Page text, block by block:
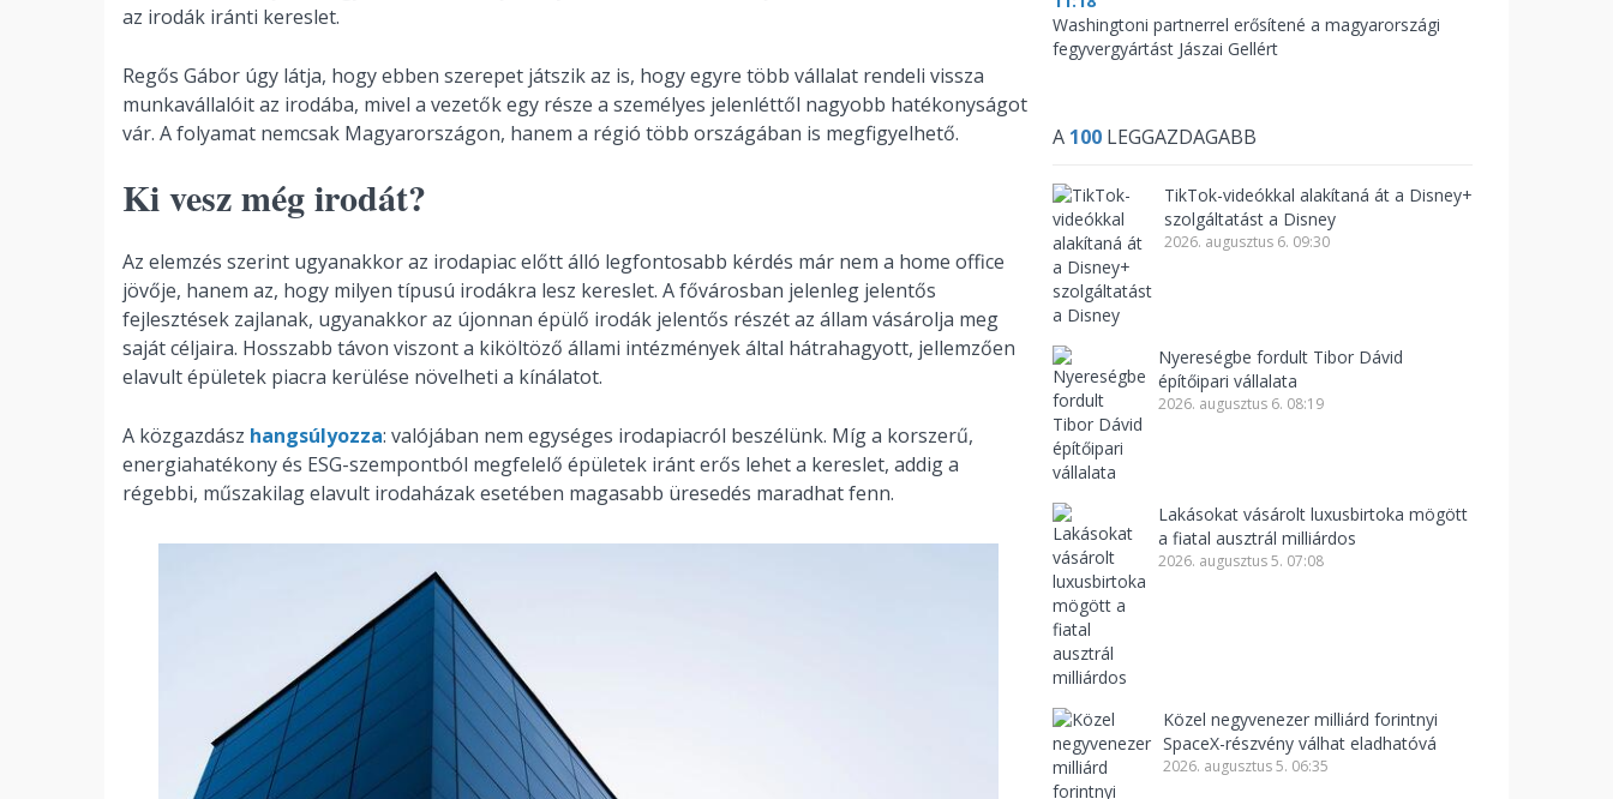
az irodák iránti kereslet.
Regős Gábor úgy látja, hogy ebben szerepet játszik az is, hogy egyre több vállalat rendeli vissza
munkavállalóit az irodába, mivel a vezetők egy része a személyes jelenléttől nagyobb hatékonyságot
vár. A folyamat nemcsak Magyarországon, hanem a régió több országában is megfigyelhető.
Ki vesz még irodát?
Az elemzés szerint ugyanakkor az irodapiac előtt álló legfontosabb kérdés már nem a home office
jövője, hanem az, hogy milyen típusú irodákra lesz kereslet. A fővárosban jelenleg jelentős
fejlesztések zajlanak, ugyanakkor az újonnan épülő irodák jelentős részét az állam vásárolja meg
saját céljaira. Hosszabb távon viszont a kiköltöző állami intézmények által hátrahagyott, jellemzően
elavult épületek piacra kerülése növelheti a kínálatot.
A közgazdász hangsúlyozza: valójában nem egységes irodapiacról beszélünk. Míg a korszerű,
energiahatékony és ESG-szempontból megfelelő épületek iránt erős lehet a kereslet, addig a
régebbi, műszakilag elavult irodaházak esetében magasabb üresedés maradhat fenn.
Washingtoni partnerrel erősítené a magyarországi
fegyvergyártást Jászai Gellért
A 100 LEGGAZDAGABB
TikTok-videókkal alakítaná át a Disney+
szolgáltatást a Disney
2026. augusztus 6. 09:30
Nyereségbe fordult Tibor Dávid
építőipari vállalata
2026. augusztus 6. 08:19
Lakásokat vásárolt luxusbirtoka mögött
a fiatal ausztrál milliárdos
2026. augusztus 5. 07:08
Közel negyvenezer milliárd forintnyi
SpaceX-részvény válhat eladhatóvá
2026. augusztus 5. 06:35